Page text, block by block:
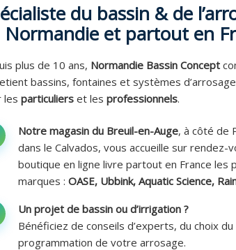
du bassin & de
Normandie et partout en
plus de 10 ans, Normandie Bassin Concept
bassins, fontaines et systèmes
les particuliers et les professionnels.
Notre magasin du Breuil-en-Auge, à côté de
dans le Calvados, vous accueille sur rendez-
boutique en ligne livre partout en France les
marques : OASE, Ubbink, Aquatic Science,
Un projet de bassin ou d’irrigation ?
Bénéficiez de conseils d’experts, du choix du
programmation de votre arrosage.